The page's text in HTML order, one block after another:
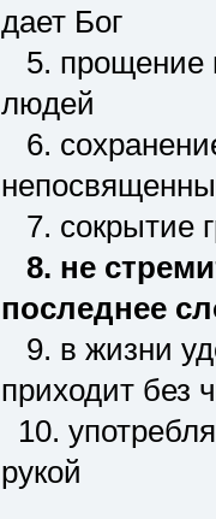
дает Бог
5. прощение
людей
6.
7. сокрытие
8. не
последнее
9. в жизни
приходит без
10.
рукой